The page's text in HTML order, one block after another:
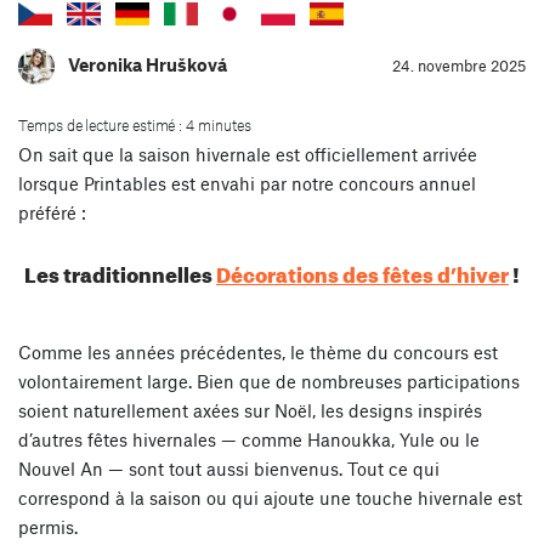
Veronika Hrušková 24. novembre 2025
Temps de lecture estimé : 4 minutes
On sait que la saison hivernale est officiellement arrivée
lorsque Printables est envahi par notre concours annuel
préféré :
Les traditionnellesDécorations des fêtes d’hiver!
Comme les années précédentes, le thème du concours est
volontairement large. Bien que de nombreuses participations
soient naturellement axées sur Noël, les designs inspirés
d’autres fêtes hivernales — comme Hanoukka, Yule ou le
Nouvel An — sont tout aussi bienvenus. Tout ce qui
correspond à la saison ou qui ajoute une touche hivernale est
permis.